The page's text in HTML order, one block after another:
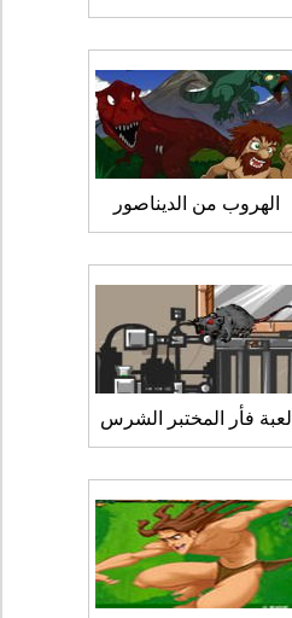
الهروب من الديناصور
لعبة فأر المختبر الشرس